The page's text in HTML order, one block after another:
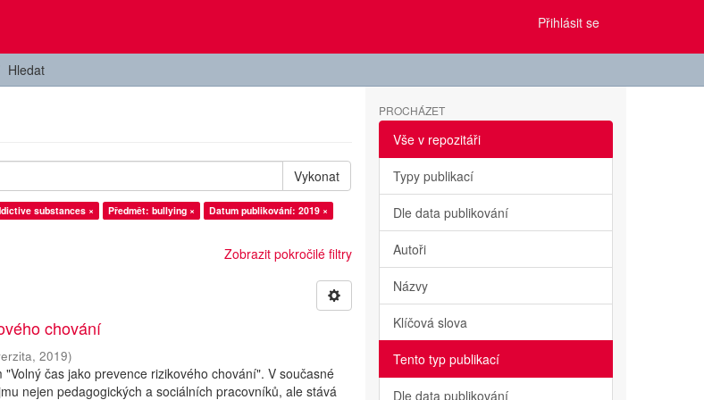
Přihlásit se
Hledat
Vykonat
substances × Předmět: bullying ×
Datum publikování: 2019 ×
Zobrazit pokročilé filtry
chování
,2019)
čas jako prevence rizikového chování". V současné
nejen pedagogických a sociálních pracovníků, ale stává
PROCHÁZET
Vše v repozitáři
Typy publikací
Dle data publikování
Autoři
Názvy
Klíčová slova
Tento typ publikací
Dle data publikování